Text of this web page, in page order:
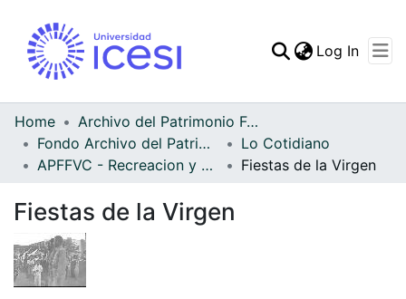
Statistics
Log In
Home
Archivo del Patrimonio Fotográfico y Fílmico del Valle del Cauca
Fondo Archivo del Patrimonio Fotográfico y Fílmico del Valle del Cauca
Lo Cotidiano
APFFVC - Recreacion y Paseo - Patrimonial
Fiestas de la Virgen
Fiestas de la Virgen